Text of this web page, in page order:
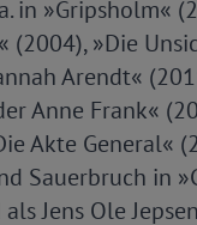
in »Gripsholm«
(2004), »Die
Arendt«
Anne Frank«
Akte General«
Sauerbruch in
Jens Ole